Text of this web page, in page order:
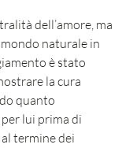
dell’amore, ma
naturale in
è stato
la cura
quanto
lui prima di
termine dei